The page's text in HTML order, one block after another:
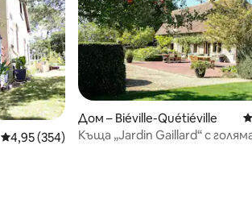
Средна оценка: 4,95 от 5, 354 отзива
4,95 (354)
Дом – Biéville-Quétiéville
Къща „Jardin Gaillard“ с